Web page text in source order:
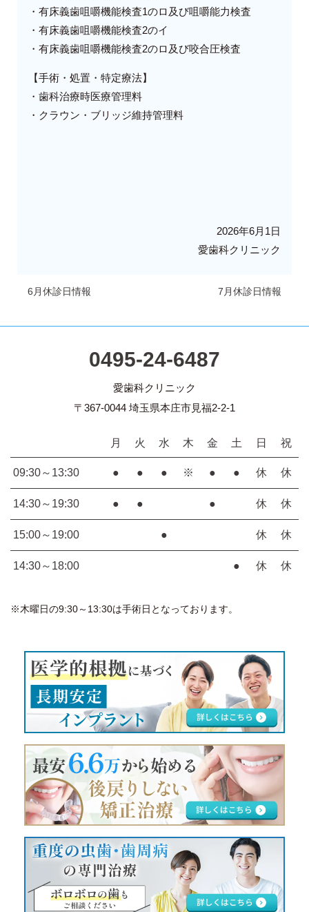
・有床義歯咀嚼機能検査1のロ及び咀嚼能力検査
・有床義歯咀嚼機能検査2のイ
・有床義歯咀嚼機能検査2のロ及び咬合圧検査
【手術・処置・特定療法】
・歯科治療時医療管理料
・クラウン・ブリッジ維持管理料
2026年6月1日
愛歯科クリニック
6月休診日情報 7月休診日情報
0495-24-6487
愛歯科クリニック
〒367-0044 埼玉県本庄市見福2-2-1
月 火 水 木 金 土 日 祝
09:30～13:30 ● ● ● ※ ● ● 休 休
14:30～19:30 ● ● ● 休 休
15:00～19:00 ● 休 休
14:30～18:00 ● 休 休
※木曜日の9:30～13:30は手術日となっております。